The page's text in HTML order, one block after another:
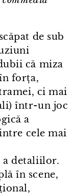
de sub
că miza
forța,
ci mai
într⁠-⁠un joc
a
cele mai
a detaliilor.
în scene,